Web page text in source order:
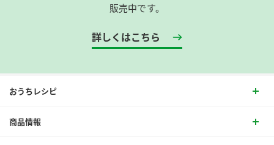
販売中です。
詳しくはこちら
おうちレシピ
商品情報